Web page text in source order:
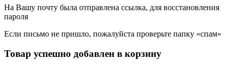
На Вашу почту была отправлена ссылка, для восстановления
пароля
Если письмо не пришло, пожалуйста проверьте папку «спам»
Товар успешно добавлен в корзину